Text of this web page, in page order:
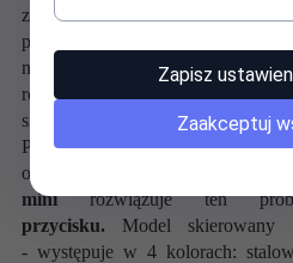
zabezpieczającym przed
przykrywka posiada
możliwość
blokadyotwierania
rozwiązanie ponieważ już nie
się otworzy w niefortunnym
Pamiętaj, że kubek bez blokady
otwarcie zaworka poprzez
minirozwiązuje ten
przycisku. Model skierowany
- występuje w 4 kolorach:
Zapisz
Zaakceptuj